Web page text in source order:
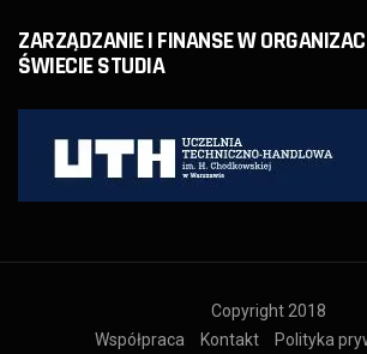
ZARZĄDZANIE I FINANSE W
ŚWIECIE STUDIA
Copyright 2018
Współpraca
Kontakt Polityka